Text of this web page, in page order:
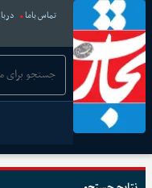
تماس باما